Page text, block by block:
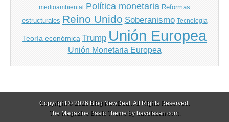
medioambiental Política monetaria Reformas
estructurales Reino Unido Soberanismo Tecnología
Teoría económica Trump Unión Europea
Unión Monetaria Europea
Copyright © 2026 Blog NewDeal. All Rights Reserved.
The Magazine Basic Theme bybavotasan.com.